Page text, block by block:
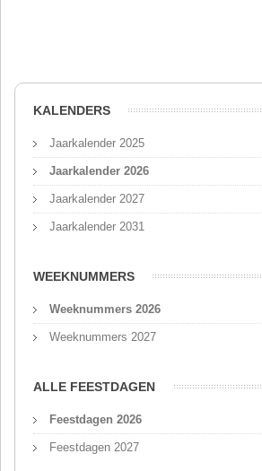
KALENDERS
Jaarkalender 2025
Jaarkalender 2026
Jaarkalender 2027
Jaarkalender 2031
WEEKNUMMERS
Weeknummers 2026
Weeknummers 2027
ALLE FEESTDAGEN
Feestdagen 2026
Feestdagen 2027